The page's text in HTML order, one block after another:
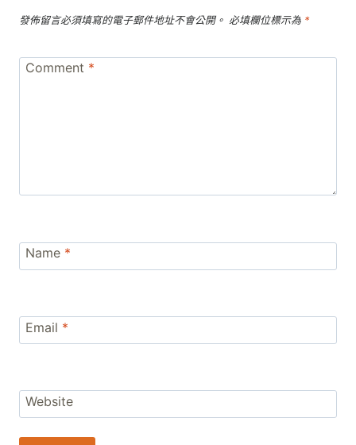
發佈留言必須填寫的電子郵件地址不會公開。 必填欄位標示為 *
Comment *
Name *
Email *
Website